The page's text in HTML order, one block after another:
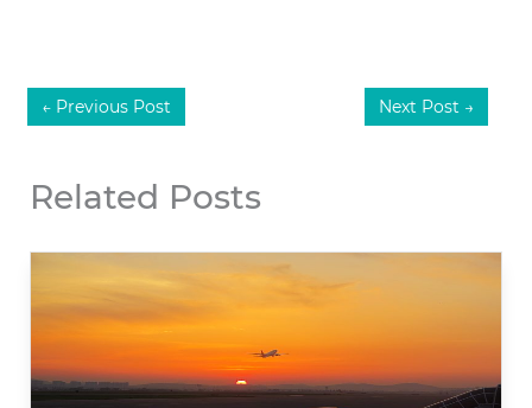
← Previous Post Next Post →
Related Posts